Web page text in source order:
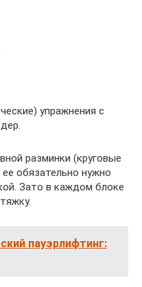
упражнения с
разминки (круговые
обязательно нужно
Зато в каждом блоке
пауэрлифтинг: